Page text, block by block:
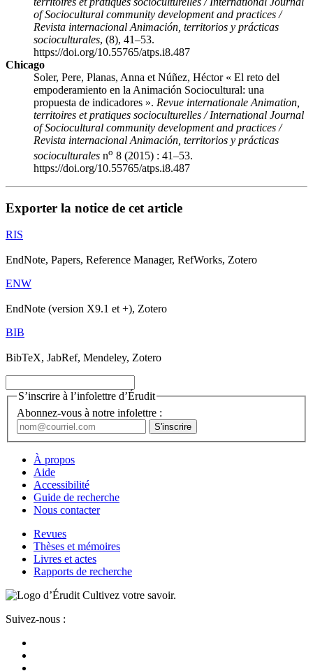
of Sociocultural community development and practices /
Revista internacional Animación, territorios y prácticas
socioculturales, (8), 41–53.
https://doi.org/10.55765/atps.i8.487
Chicago
Soler, Pere, Planas, Anna et Núñez, Héctor « El reto del
empoderamiento en la Animación Sociocultural: una
propuesta de indicadores ». Revue internationale Animation,
territoires et pratiques socioculturelles / International Journal
of Sociocultural community development and practices /
Revista internacional Animación, territorios y prácticas
socioculturales no 8 (2015) : 41–53.
https://doi.org/10.55765/atps.i8.487
Exporter la notice de cet article
RIS
EndNote, Papers, Reference Manager, RefWorks, Zotero
ENW
EndNote (version X9.1 et +), Zotero
BIB
BibTeX, JabRef, Mendeley, Zotero
S’inscrire à l’infolettre d’Érudit
Abonnez-vous à notre infolettre :
À propos
Aide
Accessibilité
Guide de recherche
Nous contacter
Revues
Thèses et mémoires
Livres et actes
Rapports de recherche
Cultivez votre savoir.
Suivez-nous :